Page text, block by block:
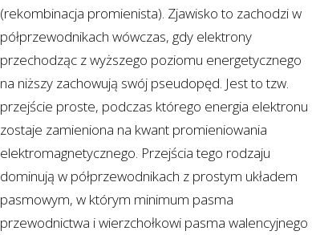
(rekombinacja promienista). Zjawisko to zachodzi w
półprzewodnikach wówczas, gdy elektrony
przechodząc z wyższego poziomu energetycznego
na niższy zachowują swój pseudopęd. Jest to tzw.
przejście proste, podczas którego energia elektronu
zostaje zamieniona na kwant promieniowania
elektromagnetycznego. Przejścia tego rodzaju
dominują w półprzewodnikach z prostym układem
pasmowym, w którym minimum pasma
przewodnictwa i wierzchołkowi pasma walencyjnego